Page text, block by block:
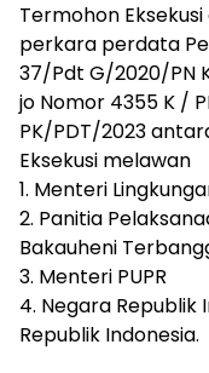
Termohon
perkara perdata
37/Pdt G/2020/PN
jo Nomor 4355 K /
PK/PDT/2023
Eksekusi melawan
1. Menteri
2. Panitia
Bakauheni
3. Menteri PUPR
4. Negara Republik
Republik Indonesia.